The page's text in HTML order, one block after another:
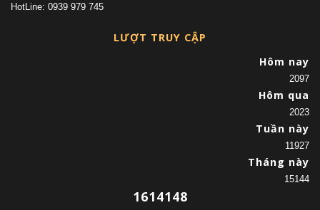
HotLine: 0939 979 745
LƯỢT TRUY CẬP
Hôm nay
2097
Hôm qua
2023
Tuần này
11927
Tháng này
15144
1614148